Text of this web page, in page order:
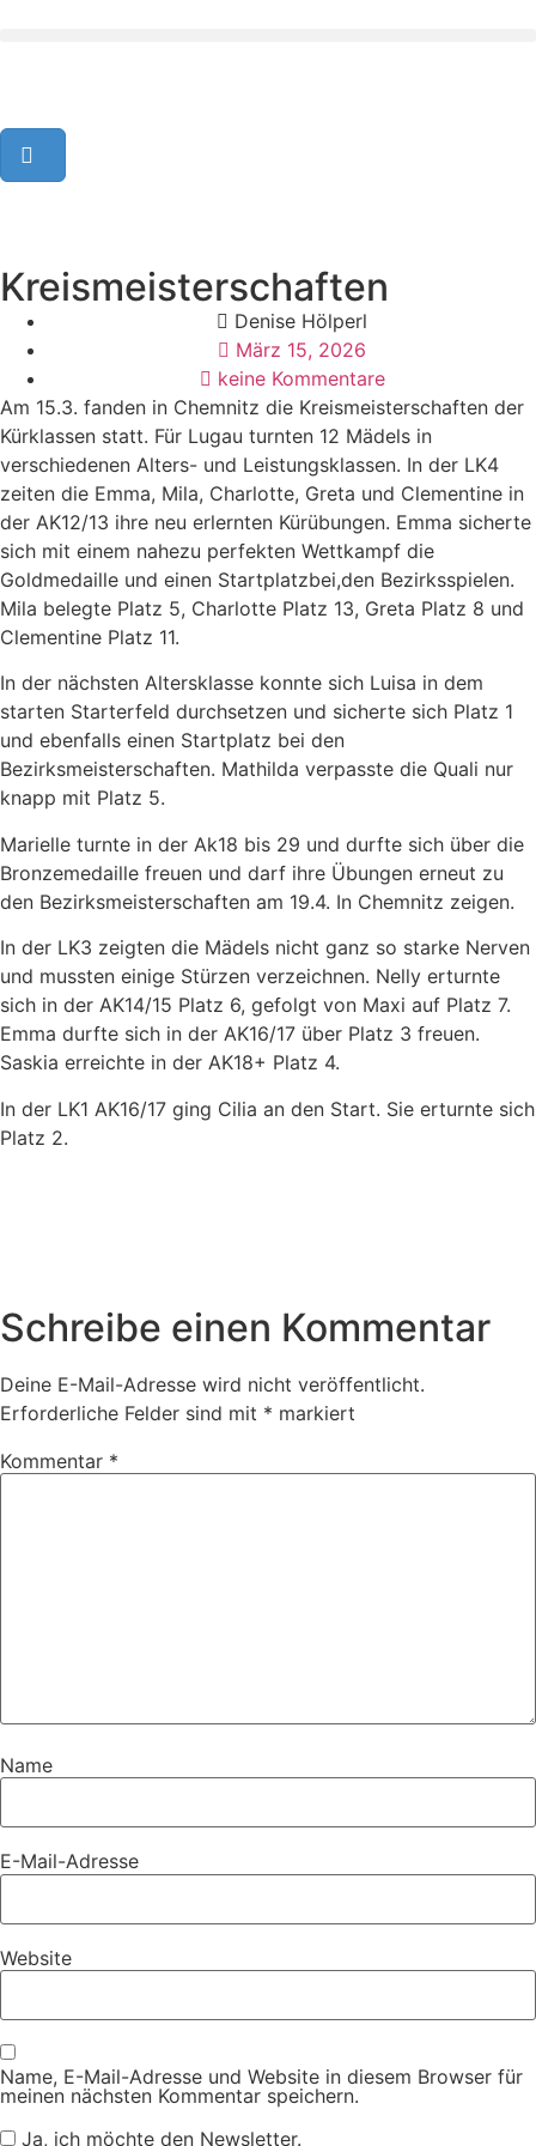
Kreismeisterschaften
Denise Hölperl
März 15, 2026
keine Kommentare
Am 15.3. fanden in Chemnitz die Kreismeisterschaften der
Kürklassen statt. Für Lugau turnten 12 Mädels in
verschiedenen Alters- und Leistungsklassen. In der LK4
zeiten die Emma, Mila, Charlotte, Greta und Clementine in
der AK12/13 ihre neu erlernten Kürübungen. Emma sicherte
sich mit einem nahezu perfekten Wettkampf die
Goldmedaille und einen Startplatzbei,den Bezirksspielen.
Mila belegte Platz 5, Charlotte Platz 13, Greta Platz 8 und
Clementine Platz 11.
In der nächsten Altersklasse konnte sich Luisa in dem
starten Starterfeld durchsetzen und sicherte sich Platz 1
und ebenfalls einen Startplatz bei den
Bezirksmeisterschaften. Mathilda verpasste die Quali nur
knapp mit Platz 5.
Marielle turnte in der Ak18 bis 29 und durfte sich über die
Bronzemedaille freuen und darf ihre Übungen erneut zu
den Bezirksmeisterschaften am 19.4. In Chemnitz zeigen.
In der LK3 zeigten die Mädels nicht ganz so starke Nerven
und mussten einige Stürzen verzeichnen. Nelly erturnte
sich in der AK14/15 Platz 6, gefolgt von Maxi auf Platz 7.
Emma durfte sich in der AK16/17 über Platz 3 freuen.
Saskia erreichte in der AK18+ Platz 4.
In der LK1 AK16/17 ging Cilia an den Start. Sie erturnte sich
Platz 2.
Schreibe einen Kommentar
Deine E-Mail-Adresse wird nicht veröffentlicht.
Erforderliche Felder sind mit * markiert
Kommentar *
Name
E-Mail-Adresse
Website
Name, E-Mail-Adresse und Website in diesem Browser für
meinen nächsten Kommentar speichern.
Ja, ich möchte den Newsletter.